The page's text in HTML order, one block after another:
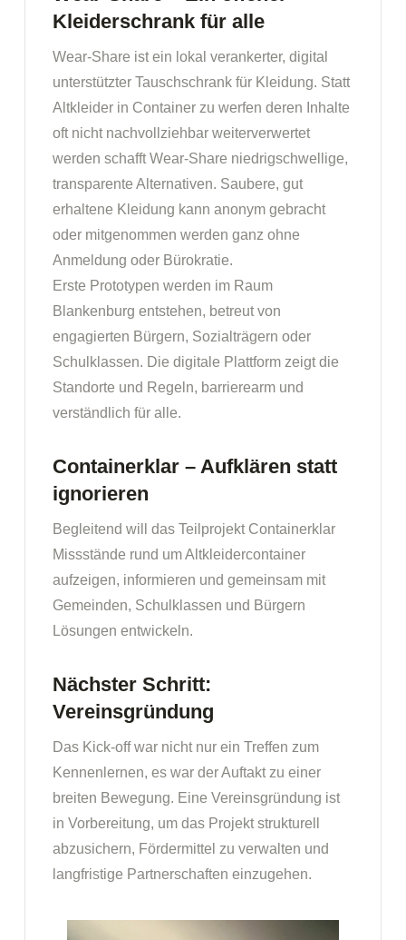
Kleiderschrank für alle
Wear-Share ist ein lokal verankerter, digital
unterstützter Tauschschrank für Kleidung. Statt
Altkleider in Container zu werfen deren Inhalte
oft nicht nachvollziehbar weiterverwertet
werden schafft Wear-Share niedrigschwellige,
transparente Alternativen. Saubere, gut
erhaltene Kleidung kann anonym gebracht
oder mitgenommen werden ganz ohne
Anmeldung oder Bürokratie.
Erste Prototypen werden im Raum
Blankenburg entstehen, betreut von
engagierten Bürgern, Sozialträgern oder
Schulklassen. Die digitale Plattform zeigt die
Standorte und Regeln, barrierearm und
verständlich für alle.
Containerklar – Aufklären statt
ignorieren
Begleitend will das Teilprojekt Containerklar
Missstände rund um Altkleidercontainer
aufzeigen, informieren und gemeinsam mit
Gemeinden, Schulklassen und Bürgern
Lösungen entwickeln.
Nächster Schritt:
Vereinsgründung
Das Kick-off war nicht nur ein Treffen zum
Kennenlernen, es war der Auftakt zu einer
breiten Bewegung. Eine Vereinsgründung ist
in Vorbereitung, um das Projekt strukturell
abzusichern, Fördermittel zu verwalten und
langfristige Partnerschaften einzugehen.